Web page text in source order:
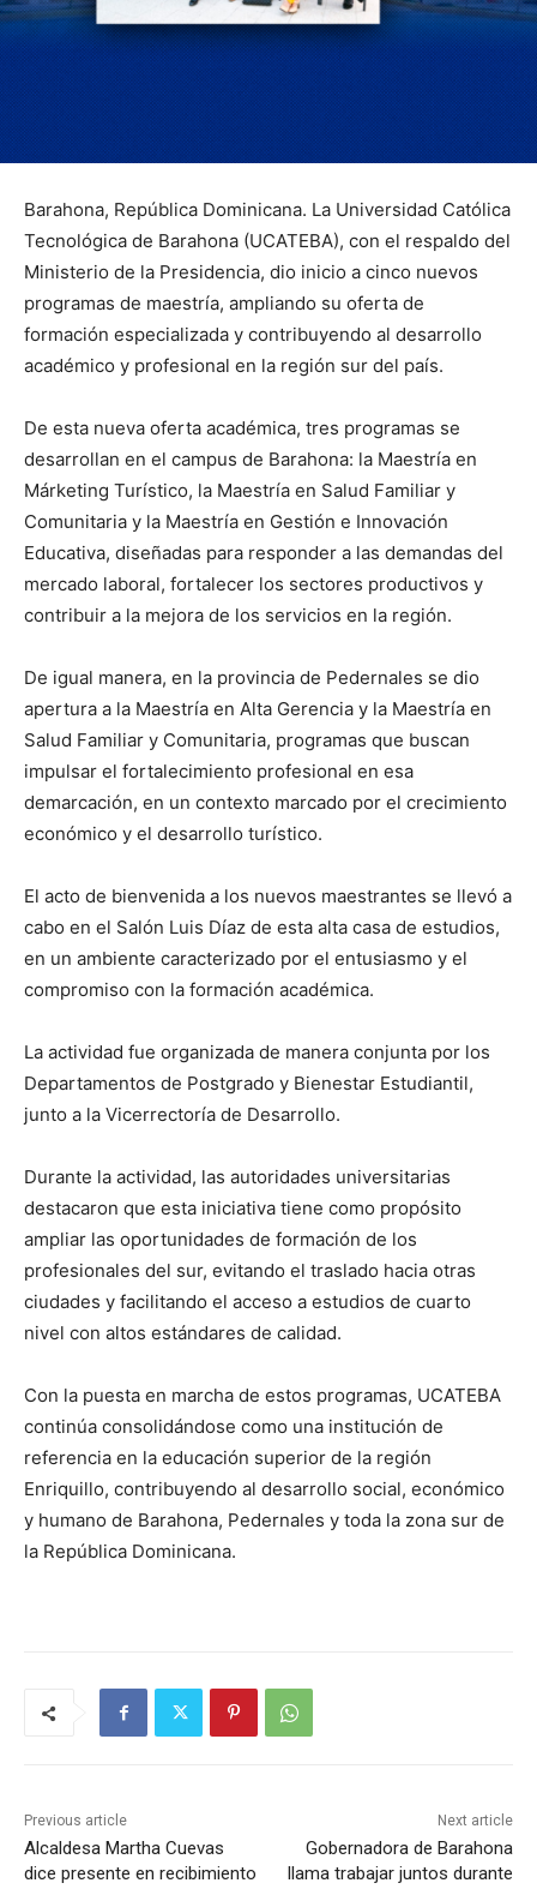
Barahona, República Dominicana. La Universidad Católica
Tecnológica de Barahona (UCATEBA), con el respaldo del
Ministerio de la Presidencia, dio inicio a cinco nuevos
programas de maestría, ampliando su oferta de
formación especializada y contribuyendo al desarrollo
académico y profesional en la región sur del país.
De esta nueva oferta académica, tres programas se
desarrollan en el campus de Barahona: la Maestría en
Márketing Turístico, la Maestría en Salud Familiar y
Comunitaria y la Maestría en Gestión e Innovación
Educativa, diseñadas para responder a las demandas del
mercado laboral, fortalecer los sectores productivos y
contribuir a la mejora de los servicios en la región.
De igual manera, en la provincia de Pedernales se dio
apertura a la Maestría en Alta Gerencia y la Maestría en
Salud Familiar y Comunitaria, programas que buscan
impulsar el fortalecimiento profesional en esa
demarcación, en un contexto marcado por el crecimiento
económico y el desarrollo turístico.
El acto de bienvenida a los nuevos maestrantes se llevó a
cabo en el Salón Luis Díaz de esta alta casa de estudios,
en un ambiente caracterizado por el entusiasmo y el
compromiso con la formación académica.
La actividad fue organizada de manera conjunta por los
Departamentos de Postgrado y Bienestar Estudiantil,
junto a la Vicerrectoría de Desarrollo.
Durante la actividad, las autoridades universitarias
destacaron que esta iniciativa tiene como propósito
ampliar las oportunidades de formación de los
profesionales del sur, evitando el traslado hacia otras
ciudades y facilitando el acceso a estudios de cuarto
nivel con altos estándares de calidad.
Con la puesta en marcha de estos programas, UCATEBA
continúa consolidándose como una institución de
referencia en la educación superior de la región
Enriquillo, contribuyendo al desarrollo social, económico
y humano de Barahona, Pedernales y toda la zona sur de
la República Dominicana.
Previous article
Alcaldesa Martha Cuevas
dice presente en recibimiento
Next article
Gobernadora de Barahona
llama trabajar juntos durante